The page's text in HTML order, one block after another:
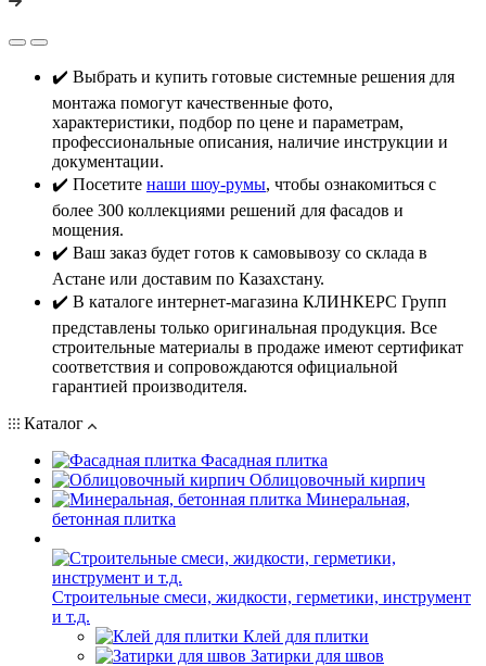
✔️ Выбрать и купить готовые системные решения для
монтажа помогут качественные фото,
характеристики, подбор по цене и параметрам,
профессиональные описания, наличие инструкции и
документации.
✔️ Посетите наши шоу-румы, чтобы ознакомиться с
более 300 коллекциями решений для фасадов и
мощения.
✔️ Ваш заказ будет готов к самовывозу со склада в
Астане или доставим по Казахстану.
✔️ В каталоге интернет-магазина КЛИНКЕРС Групп
представлены только оригинальная продукция. Все
строительные материалы в продаже имеют сертификат
соответствия и сопровождаются официальной
гарантией производителя.
Каталог
Фасадная плитка
Облицовочный кирпич
Минеральная,
бетонная плитка
Строительные смеси, жидкости, герметики, инструмент
и т.д.
Клей для плитки
Затирки для швов